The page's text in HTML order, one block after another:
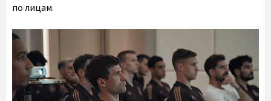
по лицам.